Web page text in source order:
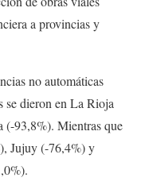
a provincias y
no automáticas
se dieron en La Rioja
(-93,8%). Mientras que
Jujuy (-76,4%) y